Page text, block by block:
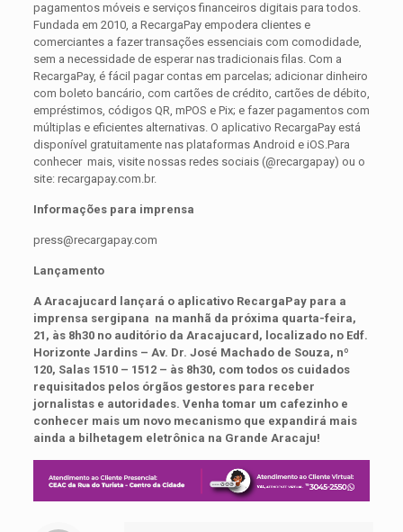
pagamentos móveis e serviços financeiros digitais para todos.
Fundada em 2010, a RecargaPay empodera clientes e
comerciantes a fazer transações essenciais com comodidade,
sem a necessidade de esperar nas tradicionais filas. Com a
RecargaPay, é fácil pagar contas em parcelas; adicionar dinheiro
com boleto bancário, com cartões de crédito, cartões de débito,
empréstimos, códigos QR, mPOS e Pix; e fazer pagamentos com
múltiplas e eficientes alternativas. O aplicativo RecargaPay está
disponível gratuitamente nas plataformas Android e iOS.Para
conhecer mais, visite nossas redes sociais (@recargapay) ou o
site: recargapay.com.br.
Informações para imprensa
press@recargapay.com
Lançamento
A Aracajucard lançará o aplicativo RecargaPay para a
imprensa sergipana na manhã da próxima quarta-feira,
21, às 8h30 no auditório da Aracajucard, localizado no Edf.
Horizonte Jardins – Av. Dr. José Machado de Souza, nº
120, Salas 1510 – 1512 – às 8h30, com todos os cuidados
requisitados pelos órgãos gestores para receber
jornalistas e autoridades. Venha tomar um cafezinho e
conhecer mais um novo mecanismo que expandirá mais
ainda a bilhetagem eletrônica na Grande Aracaju!